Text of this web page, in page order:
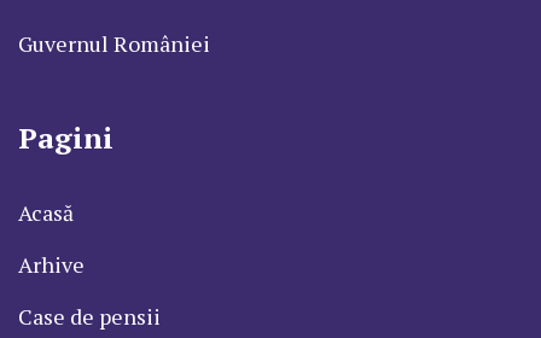
Guvernul României
Pagini
Acasă
Arhive
Case de pensii